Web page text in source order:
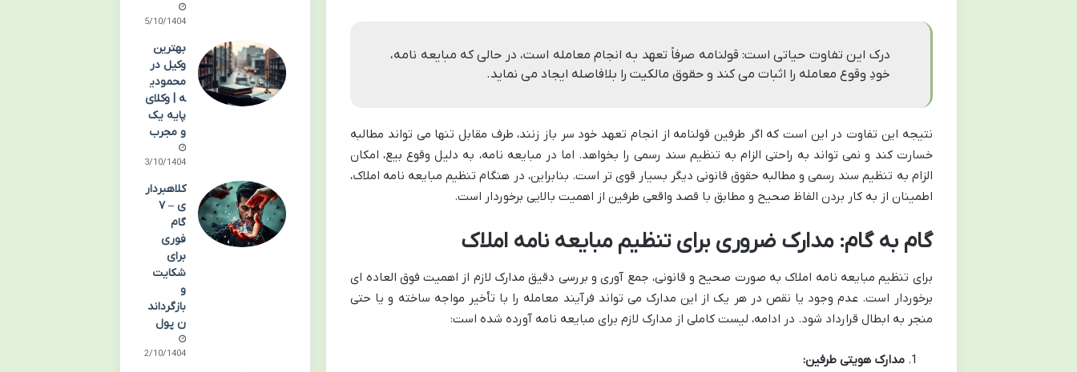
درک این تفاوت حیاتی است: قولنامه صرفاً تعهد به انجام معامله است، در حالی که مبایعه نامه،
خودِ وقوع معامله را اثبات می کند و حقوق مالکیت را بلافاصله ایجاد می نماید.
نتیجه این تفاوت در این است که اگر طرفین قولنامه از انجام تعهد خود سر باز زنند، طرف مقابل تنها می تواند مطالبه
خسارت کند و نمی تواند به راحتی الزام به تنظیم سند رسمی را بخواهد. اما در مبایعه نامه، به دلیل وقوع بیع، امکان
الزام به تنظیم سند رسمی و مطالبه حقوق قانونی دیگر بسیار قوی تر است. بنابراین، در هنگام تنظیم مبایعه نامه املاک،
اطمینان از به کار بردن الفاظ صحیح و مطابق با قصد واقعی طرفین از اهمیت بالایی برخوردار است.
گام به گام: مدارک ضروری برای تنظیم مبایعه نامه املاک
برای تنظیم مبایعه نامه املاک به صورت صحیح و قانونی، جمع آوری و بررسی دقیق مدارک لازم از اهمیت فوق العاده ای
برخوردار است. عدم وجود یا نقص در هر یک از این مدارک می تواند فرآیند معامله را با تأخیر مواجه ساخته و یا حتی
منجر به ابطال قرارداد شود. در ادامه، لیست کاملی از مدارک لازم برای مبایعه نامه آورده شده است:
مدارک هویتی طرفین:
05/10/1404
بهترین
وکیل در
محمودی
ه | وکلای
پایه یک
و مجرب
03/10/1404
کلاهبردار
ی – ۷
گام
فوری
برای
شکایت
و
بازگرداند
ن پول
02/10/1404